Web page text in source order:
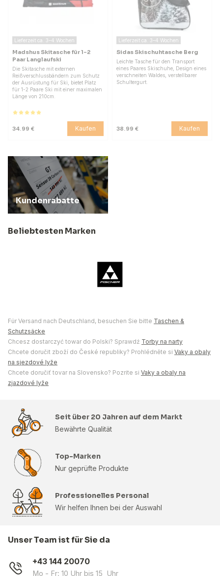
Lieferzeit ca. 3–4 Wochen
Madshus Skitasche für 1-2
Paar Langlaufski
Die Skitasche mit externen
Reißverschlussbändern zum Schutz
der Ausrüstung für Ski, bietet Platz
für 1-2 Paare Ski mit einer maximalen
Länge von 210cm.
34.99 € Kaufen
Lieferzeit ca. 3–4 Wochen
Sidas Skischuhtasche Berg
Leichte Tasche für den Transport
eines Paares Skischuhe, Design eines
verschneiten Waldes, verstellbarer
Schultergurt.
38.99 € Kaufen
Kundenrabatte
Beliebtesten Marken
Für Versand nach Deutschland, besuchen Sie bitte Taschen &
Schutzsäcke
Chcesz dostarczyć towar do Polski? Sprawdź Torby na narty
Chcete doručit zboží do České republiky? Prohlédněte si Vaky a obaly
na sjezdové lyže
Chcete doručiť tovar na Slovensko? Pozrite si Vaky a obaly na
zjazdové lyže
Seit über 20 Jahren auf dem Markt
Bewährte Qualität
Top-Marken
Nur geprüfte Produkte
Professionelles Personal
Wir helfen Ihnen bei der Auswahl
Unser Team ist für Sie da
+43 144 20070
Mo - Fr: 10 Uhr bis 15 Uhr